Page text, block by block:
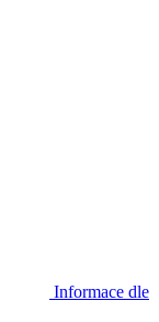
Informace dle